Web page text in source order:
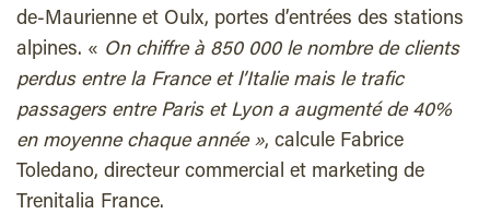
de-Maurienne et Oulx, portes d’entrées des stations
alpines. « On chiffre à 850 000 le nombre de clients
perdus entre la France et l’Italie mais le trafic
passagers entre Paris et Lyon a augmenté de 40%
en moyenne chaque année », calcule Fabrice
Toledano, directeur commercial et marketing de
Trenitalia France.